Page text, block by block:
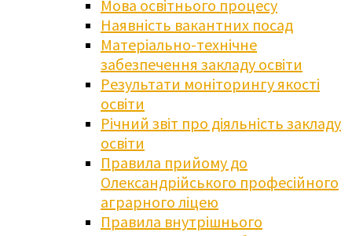
Мова освітнього процесу
Наявність вакантних посад
Матеріально-технічне
забезпечення закладу освіти
Результати моніторингу якості
освіти
Річний звіт про діяльність закладу
освіти
Правила прийому до
Олександрійського професійного
аграрного ліцею
Правила внутрішнього